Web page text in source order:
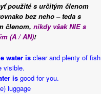
použité s určitým členom
bez neho – teda s
členom, nikdy však NIE s
(A / AN)!
water is clear and plenty of fish
visible.
is good for you.
luggage